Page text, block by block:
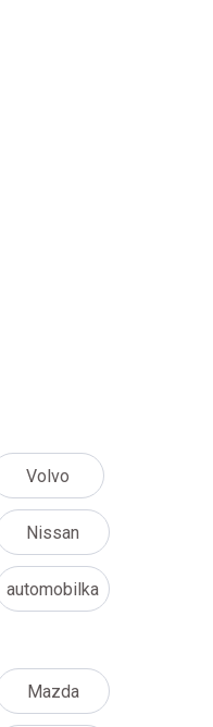
Volvo
Nissan
automobilka
Mazda